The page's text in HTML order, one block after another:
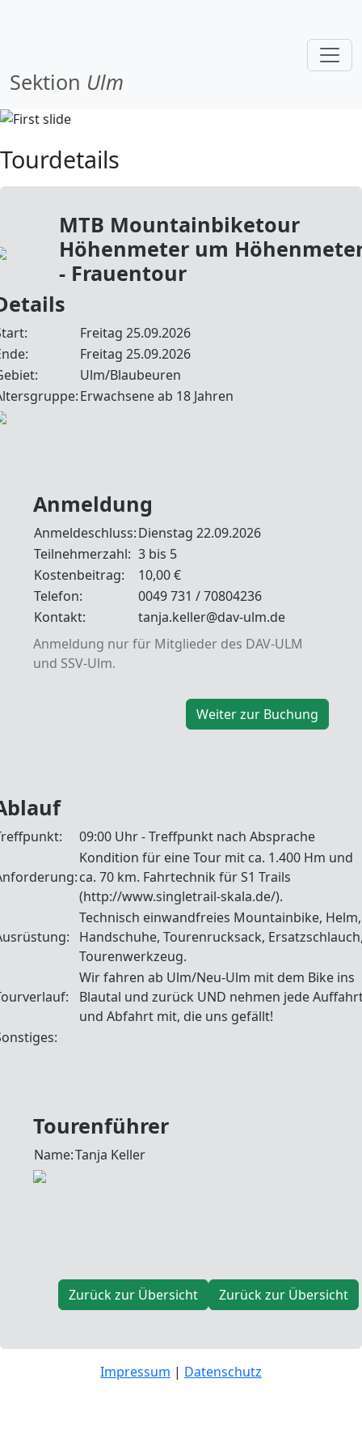
Sektion Ulm
Tourdetails
MTB Mountainbiketour
Höhenmeter um
- Frauentour
Freitag 25.09.2026
Freitag 25.09.2026
Ulm/Blaubeuren
Erwachsene ab 18 Jahren
Anmeldung
Anmeldeschluss:Dienstag 22.09.2026
Teilnehmerzahl: 3 bis 5
Kostenbeitrag:
10,00 €
Telefon:
0049 731 / 70804236
Kontakt:
tanja.keller@dav-ulm.de
Anmeldung nur für Mitglieder des DAV-ULM
und SSV-Ulm.
Weiter zur Buchung
09:00 Uhr - Treffpunkt nach Absprache
Kondition für eine Tour mit ca. 1.400 Hm und
ca. 70 km. Fahrtechnik für S1 Trails
(http://www.singletrail-skala.de/).
Technisch einwandfreies Mountainbike, Helm,
Handschuhe, Tourenrucksack,
Tourenwerkzeug.
Wir fahren ab Ulm/Neu-Ulm mit dem Bike ins
Blautal und zurück UND nehmen jede
und Abfahrt mit, die uns gefällt!
Tourenführer
Name:Tanja Keller
Zurück zur Übersicht Zurück zur Übersicht
Impressum | Datenschutz